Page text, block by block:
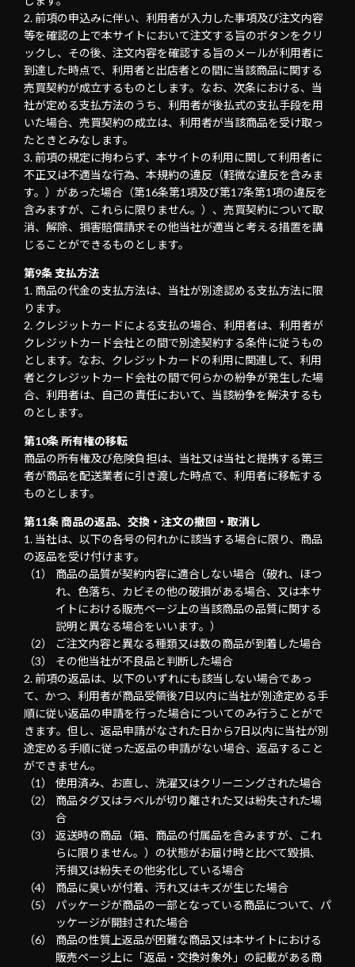
前項の申込みに伴い、利用者が入力した事項及び注文内容
等を確認の上で本サイトにおいて注文する旨のボタンをクリ
ックし、その後、注文内容を確認する旨のメールが利用者に
到達した時点で、利用者と出店者との間に当該商品に関する
売買契約が成立するものとします。なお、次条における、当
社が定める支払方法のうち、利用者が後払式の支払手段を用
いた場合、売買契約の成立は、利用者が当該商品を受け取っ
たときとみなします。
前項の規定に拘わらず、本サイトの利用に関して利用者に
不正又は不適当な行為、本規約の違反（軽微な違反を含みま
す。）があった場合（第16条第1項及び第17条第1項の違反を
含みますが、これらに限りません。）、売買契約について取
消、解除、損害賠償請求その他当社が適当と考える措置を講
じることができるものとします。
第9条 支払方法
商品の代金の支払方法は、当社が別途認める支払方法に限
ります。
クレジットカードによる支払の場合、利用者は、利用者が
クレジットカード会社との間で別途契約する条件に従うもの
とします。なお、クレジットカードの利用に関連して、利用
者とクレジットカード会社の間で何らかの紛争が発生した場
合、利用者は、自己の責任において、当該紛争を解決するも
のとします。
第10条 所有権の移転
商品の所有権及び危険負担は、当社又は当社と提携する第三
者が商品を配送業者に引き渡した時点で、利用者に移転する
ものとします。
第11条 商品の返品、交換・注文の撤回・取消し
当社は、以下の各号の何れかに該当する場合に限り、商品
の返品を受け付けます。
商品の品質が契約内容に適合しない場合（破れ、ほつ
れ、色落ち、カビその他の破損がある場合、又は本サ
イトにおける販売ページ上の当該商品の品質に関する
説明と異なる場合をいいます。）
ご注文内容と異なる種類又は数の商品が到着した場合
その他当社が不良品と判断した場合
前項の返品は、以下のいずれにも該当しない場合であっ
て、かつ、利用者が商品受領後7日以内に当社が別途定める手
順に従い返品の申請を行った場合についてのみ行うことがで
きます。但し、返品申請がなされた日から7日以内に当社が別
途定める手順に従った返品の申請がない場合、返品すること
ができません。
使用済み、お直し、洗濯又はクリーニングされた場合
商品タグ又はラベルが切り離された又は紛失された場
合
返送時の商品（箱、商品の付属品を含みますが、これ
らに限りません。）の状態がお届け時と比べて毀損、
汚損又は紛失その他劣化している場合
商品に臭いが付着、汚れ又はキズが生じた場合
パッケージが商品の一部となっている商品について、パ
ッケージが開封された場合
商品の性質上返品が困難な商品又は本サイトにおける
販売ページ上に「返品・交換対象外」の記載がある商